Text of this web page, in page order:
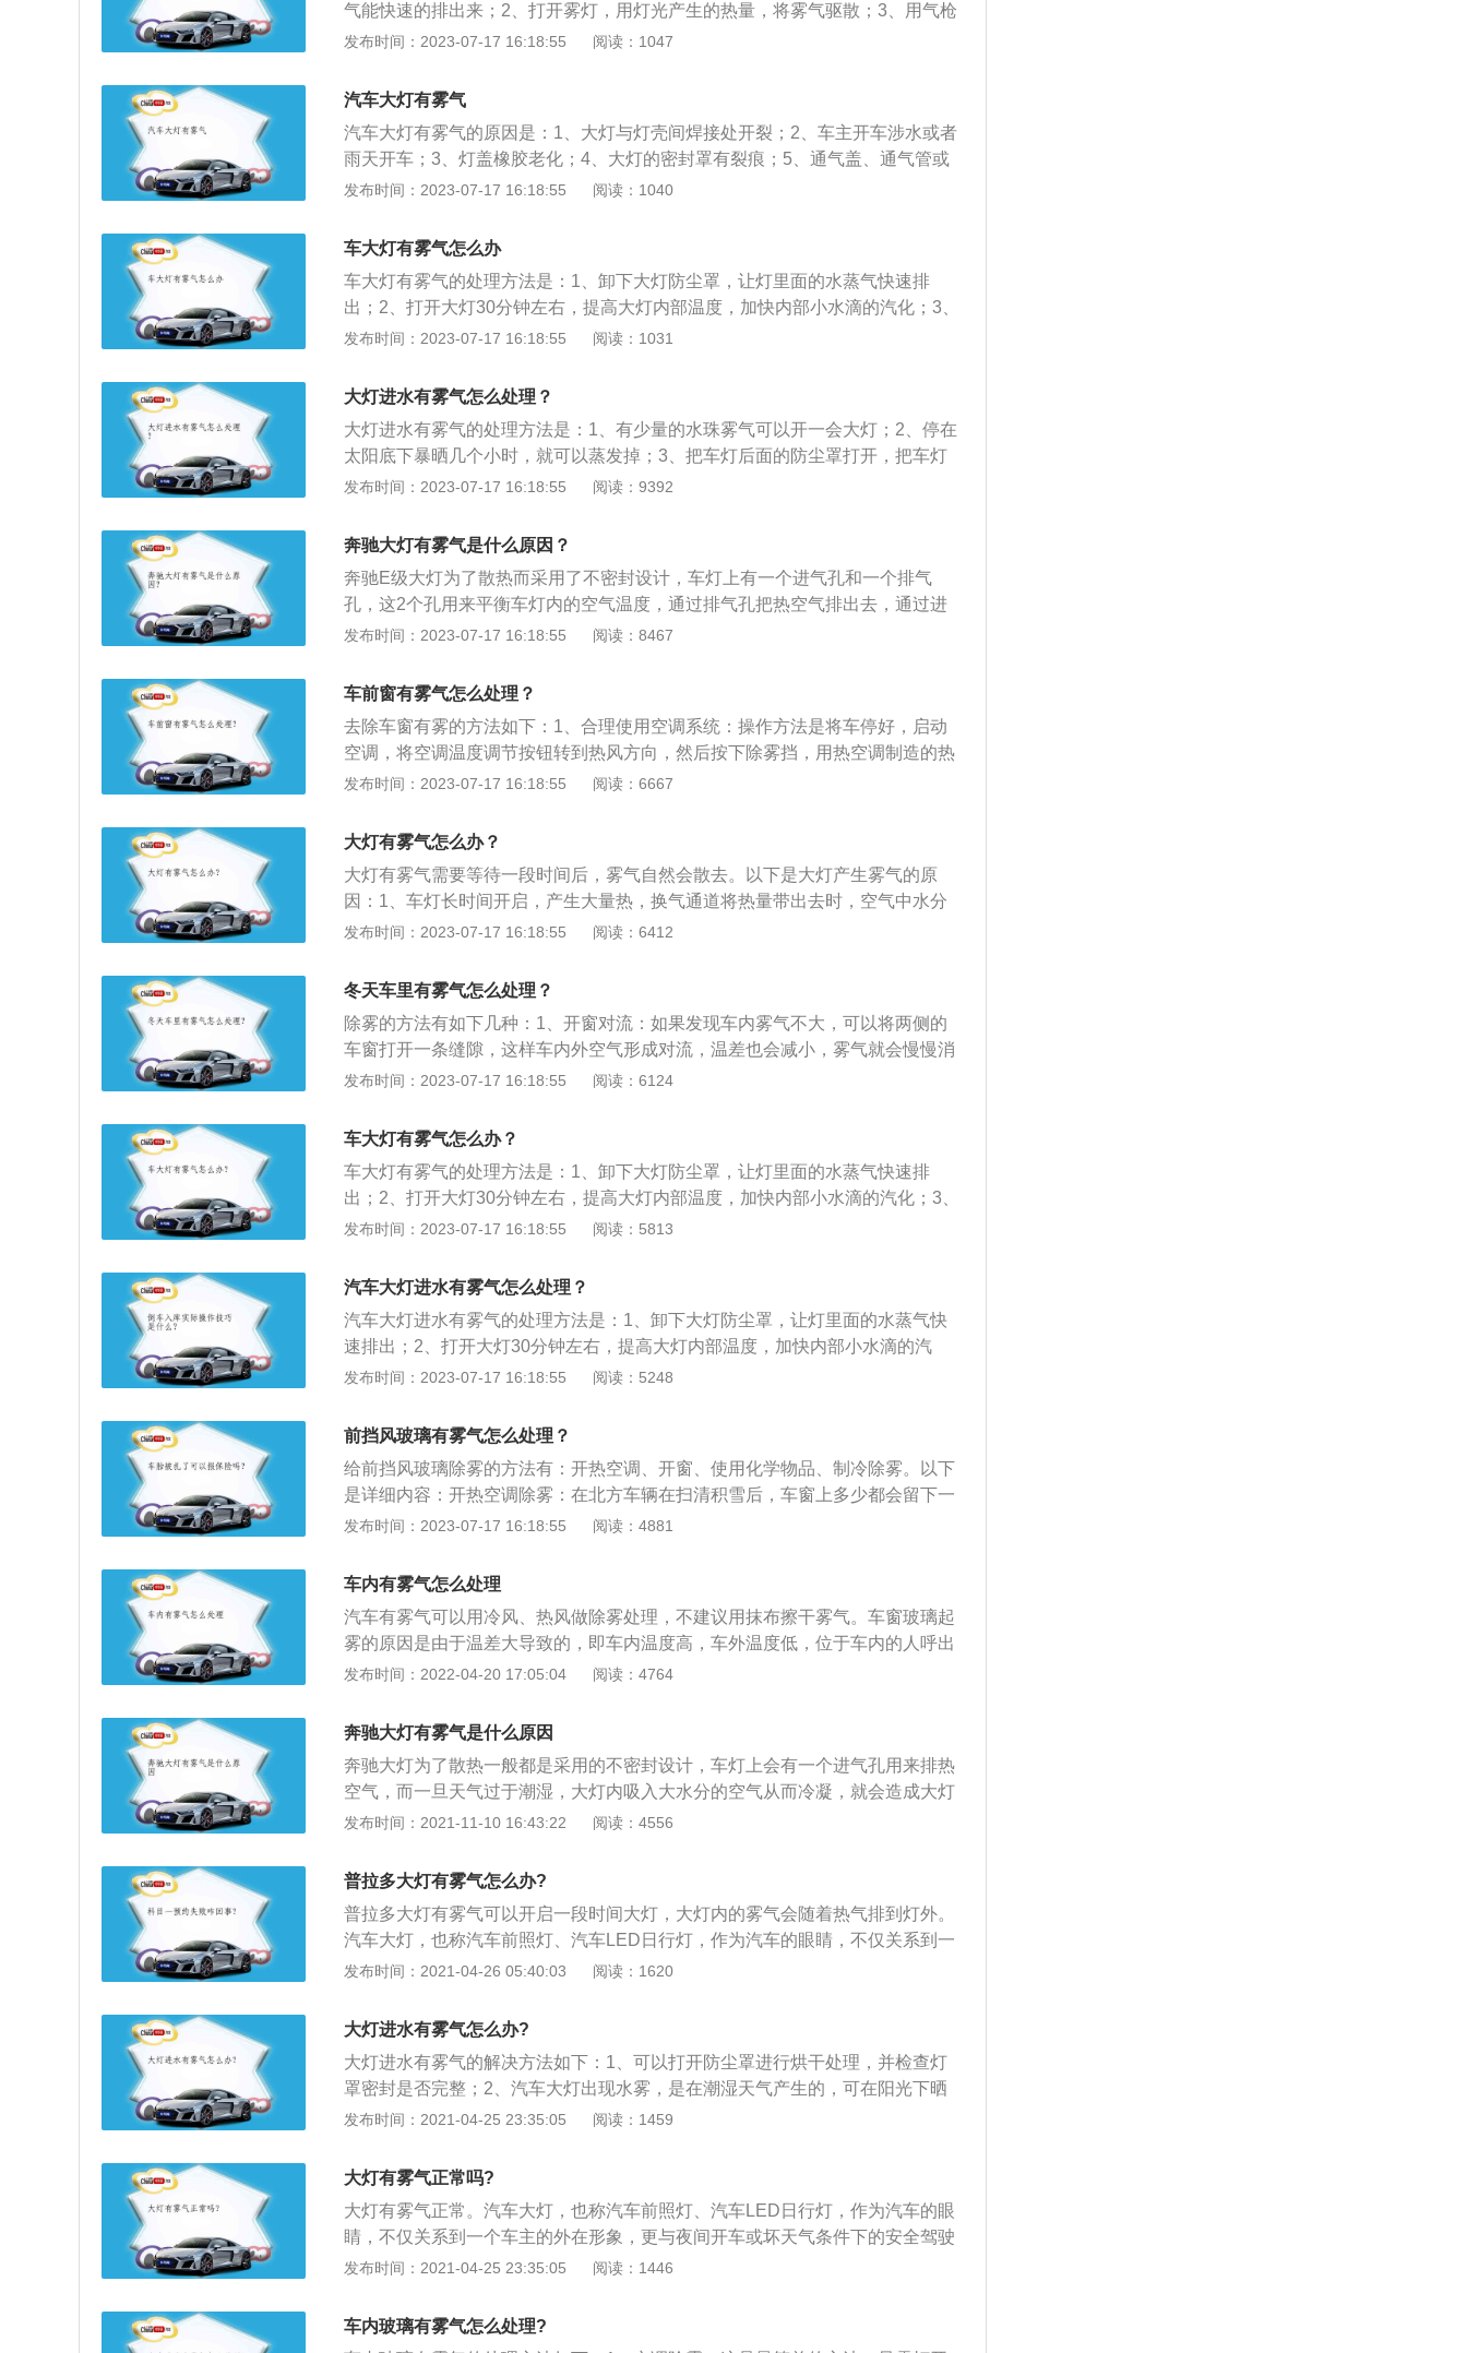
气能快速的排出来；2、打开雾灯，用灯光产生的热量，将雾气驱散；3、用气枪
向雾灯里吹，使得雾灯里面空气循环，可以加快除湿除雾气枪必须经过除水处
水汽的聚集，水珠也就顺着灯罩流了下来。而这种情况大多是由于较大的温度差
雾气会随着热气通过通气管排出灯外，这基本不会损伤大灯和电器电路。
发布时间：2023-07-17 16:18:55 阅读：1047
汽车大灯有雾气
汽车大灯有雾气的原因是：1、大灯与灯壳间焊接处开裂；2、车主开车涉水或者
雨天开车；3、灯盖橡胶老化；4、大灯的密封罩有裂痕；5、通气盖、通气管或
透气膜脱落；6、使用高压水枪清洗汽车。汽车车灯起雾的原因大多数主要来于
热的时候，那么空气中就可以容纳比较多的水分；要是天气比较凉的时候，那么
空气中的水分肯定比天气热的时候水分容纳的要少，那么多余的水分就会凝结到
车灯上。7、空气中有较多的水分，而且空气中的水分会跟温度有关。比如说天
气很热的时候，那么空气中就可以容纳比较多的水分；要是天气比较凉的时候，
那么空气中的水分肯定比天气热的时候水分容纳的要少，那么多余的水分就会凝
车灯也是一样的，从车灯内部到外部，温度是逐渐低的，也就是说挨近车灯的温
度高一些，不挨近车灯的温度就偏低一些，当灯内含有较浓的水蒸气的情况下，
水蒸气挨着车灯，水分就会析出来，之后就会凝结在配光镜灯壁内，这样就会出
后再与空气内部饱和之后，也会出现车灯起雾的现象。车大灯有雾气的处理方法
右，提高大灯内部温度，加快内部小水滴的汽化。3、用气枪向大灯里面吹气，
可以加快除雾除湿。4、换新的大灯密封罩。如果大灯内部有雾气，需要及时维
修，不仅影响大灯的照明，水汽还会影响电路，造成大灯内部的电路短路。
发布时间：2023-07-17 16:18:55 阅读：1040
车大灯有雾气怎么办
车大灯有雾气的处理方法是：1、卸下大灯防尘罩，让灯里面的水蒸气快速排
出；2、打开大灯30分钟左右，提高大灯内部温度，加快内部小水滴的汽化；3、
用气枪向大灯里面吹气，可以加快除雾除湿。车大灯有雾气的原因是：1、大灯
大灯的密封罩有裂痕；5、通气盖、通气管或透气膜脱落；6、使用高压水枪清洗
发布时间：2023-07-17 16:18:55 阅读：1031
大灯进水有雾气怎么处理？
大灯进水有雾气的处理方法是：1、有少量的水珠雾气可以开一会大灯；2、停在
太阳底下暴晒几个小时，就可以蒸发掉；3、把车灯后面的防尘罩打开，把车灯
拿出来用吹风机吹一下即可；4、可以检查车灯罩是否有破损的地方，看车子大
汽车前照灯和汽车LED日行灯，作为汽车的眼睛，不仅关系到一个车主的外在形
象，更与夜间开车或坏天气条件下的安全驾驶紧密联系。车灯的使用及保养是不
可忽略的。
发布时间：2023-07-17 16:18:55 阅读：9392
奔驰大灯有雾气是什么原因？
奔驰E级大灯为了散热而采用了不密封设计，车灯上有一个进气孔和一个排气
孔，这2个孔用来平衡车灯内的空气温度，通过排气孔把热空气排出去，通过进
气孔把外面的冷空气吸进来，当外面空气潮湿（比如雨雪天气），被吸入的就是
就冷凝成雾气。以下是相关信息：汽车大灯：也称汽车前照灯、汽车LED日行
灯，作为汽车的眼睛，不仅关系到一个车主的外在形象，更与夜间开车或坏天气
条件下的安全驾驶紧密联系。保养知识：车灯的使用及保养，是不可忽略。HID
气体放电灯通常又叫（氙气灯），优点是表面亮度高、色温高、寿命长、能耗
低，缺点是价格太高，安装不易，强行改装的氙气灯会导致原车的配光不符合国
发布时间：2023-07-17 16:18:55 阅读：8467
车前窗有雾气怎么处理？
去除车窗有雾的方法如下：1、合理使用空调系统：操作方法是将车停好，启动
空调，将空调温度调节按钮转到热风方向，然后按下除雾挡，用热空调制造的热
风将车内风挡雾气烘干。2、用专用防雾产品：每次使用前在车窗上均匀喷洒并
气对流：雾气不大，可将两侧的车窗打开一条缝隙，这样车内的空气进行对流，
车内的温度慢慢接近车外温度，雾气就会散去。
发布时间：2023-07-17 16:18:55 阅读：6667
大灯有雾气怎么办？
大灯有雾气需要等待一段时间后，雾气自然会散去。以下是大灯产生雾气的原
因：1、车灯长时间开启，产生大量热，换气通道将热量带出去时，空气中水分
通过此途径进入车灯内部附着在灯罩表面，因此就给灯罩蒙上一层雾，当达到一
车灯关闭后，内外环境产生温差。这个时候空气中的水分就非常容易通过通风管
或者通气孔进入车灯内部，而且附着在灯罩里面。3、洗车也偶尔会出现大灯起
雾，由于水枪压力过大或喷大灯时间过长，有水汽因为大灯压力进入大灯内部，
造成灯腔内壁出现水雾。
发布时间：2023-07-17 16:18:55 阅读：6412
冬天车里有雾气怎么处理？
除雾的方法有如下几种：1、开窗对流：如果发现车内雾气不大，可以将两侧的
车窗打开一条缝隙，这样车内外空气形成对流，温差也会减小，雾气就会慢慢消
失。这种方法的原理和开空调冷风一样，但不增加油耗。2、空调系统：对于大
调出风口，只需将空调选至相应档位就可利用空调吹出的风除雾。冷或暖风各有
优缺点，如果着急上路可以用冷风应急，大多数情况还是建议使用暖风。用热风
吹玻璃的效果好于用冷风吹。但由于刚启动时，水温很低，要经过一段时间空调
才能吹出热风，所以时间上要长于用冷风吹。刚开始时，车内的雾气会变的更
大，这是因为内外温差更大，等热风将车内的水分烘干后，雾气就会消失。3、
时，还可形成保护膜，防止水汽在玻璃上的凝结而形成的雾层，喷擦一次可防雾
十天左右。可以自己勾兑防雾剂，效果也不差。最简单的方法就是用洗涤灵勾
兑。洗涤灵和水按1：10的比列调配，然后用干净柔软的布蘸着它涂抹于前后风
发布时间：2023-07-17 16:18:55 阅读：6124
车大灯有雾气怎么办？
车大灯有雾气的处理方法是：1、卸下大灯防尘罩，让灯里面的水蒸气快速排
出；2、打开大灯30分钟左右，提高大灯内部温度，加快内部小水滴的汽化；3、
用气枪向大灯里面吹气，可以加快除雾除湿。车大灯有雾气的原因是：1、大灯
大灯的密封罩有裂痕；5、通气盖、通气管或透气膜脱落；6、使用高压水枪清洗
发布时间：2023-07-17 16:18:55 阅读：5813
汽车大灯进水有雾气怎么处理？
汽车大灯进水有雾气的处理方法是：1、卸下大灯防尘罩，让灯里面的水蒸气快
速排出；2、打开大灯30分钟左右，提高大灯内部温度，加快内部小水滴的汽
化；3、用气枪向大灯里面吹气，可以加快除雾除湿。汽车大灯进水的原因是：
有裂痕；4、灯盖橡胶老化；5、通气盖、通气管或透气膜脱落；6、大灯与灯壳
间焊接处开裂。
发布时间：2023-07-17 16:18:55 阅读：5248
前挡风玻璃有雾气怎么处理？
给前挡风玻璃除雾的方法有：开热空调、开窗、使用化学物品、制冷除雾。以下
是详细内容：开热空调除雾：在北方车辆在扫清积雪后，车窗上多少都会留下一
层薄雾，这个时候打开暖气，雾气就会很快清除。有些车上有一键除雾的功能，
人吐出的热气所形成。这个时候开窗可以打散热气。不过这个方法在南方行得
通，但在北方就不建议使用，因为开窗后的寒冷很多人不能接受。化学物品除
雾：在很多4S店和汽车维修店都能买到，将化学物品涂抹在挡风玻璃上，然后汽
车玻璃就不会继续产生雾气。制冷除雾：之所以挡风玻璃会产生雾气，完全是因
为挡风玻璃外部和内部的温度不一样。只要把两者温度调整到一个接近的数值，
发布时间：2023-07-17 16:18:55 阅读：4881
车内有雾气怎么处理
汽车有雾气可以用冷风、热风做除雾处理，不建议用抹布擦干雾气。车窗玻璃起
雾的原因是由于温差大导致的，即车内温度高，车外温度低，位于车内的人呼出
的气体遇到冷玻璃，会凝结成水汽停留在玻璃上就形成了雾气。对于正在驾驶过
让驾驶员拥有良好的视野，保证驾驶安全性。对于已经停止的车辆来说，用暖风
吹玻璃可以将其温度升高，进而降低温度差，达到除雾的效果。
发布时间：2022-04-20 17:05:04 阅读：4764
奔驰大灯有雾气是什么原因
奔驰大灯为了散热一般都是采用的不密封设计，车灯上会有一个进气孔用来排热
空气，而一旦天气过于潮湿，大灯内吸入大水分的空气从而冷凝，就会造成大灯
内有雾气。大灯有雾气是属于正常情况，因为车灯并不是密封的，通常只要雾气
般打开大灯半个小时以后雾气就自然会消失了。大灯为了保持大灯内外压力平
衡，会有防尘功能的通气孔，当天气温差比较大的时候，就会在灯罩内生成水
雾，而大量聚集的水雾会顺着灯罩留下一些积水，温度过低的话还会有结冰的现
象。不过如果大灯遭到了外力破坏，就会影响到大灯密封性，需要拆下大灯总
成，仔细的查看灯罩以及后盖是否存在破损，确认以后要将灯罩与总成剥离进行
发布时间：2021-11-10 16:43:22 阅读：4556
普拉多大灯有雾气怎么办?
普拉多大灯有雾气可以开启一段时间大灯，大灯内的雾气会随着热气排到灯外。
汽车大灯，也称汽车前照灯、汽车LED日行灯，作为汽车的眼睛，不仅关系到一
个车主的外在形象，更与夜间开车或坏天气条件下的安全驾驶紧密联系。汽车车
用。前照灯发出的光可以照亮车体前方的道路情况，使驾驶者可以在黑夜里安全
的行车；2、组合尾灯，组合尾灯在汽车的后部，它主要起照明和信号作用；3、
转向灯，用来向其它道路使用者表示左转或者右转向的灯具。法规要求为琥珀
色；4、牌照灯，牌照灯它主要是照明车牌，使人们在黑夜中辨别车辆牌照。
发布时间：2021-04-26 05:40:03 阅读：1620
大灯进水有雾气怎么办?
大灯进水有雾气的解决方法如下：1、可以打开防尘罩进行烘干处理，并检查灯
罩密封是否完整；2、汽车大灯出现水雾，是在潮湿天气产生的，可在阳光下晒
从而消去水雾；3、如若大灯灯罩密封罩出现破损或者密封胶条脱落，进水导致
发布时间：2021-04-25 23:35:05 阅读：1459
大灯有雾气正常吗?
大灯有雾气正常。汽车大灯，也称汽车前照灯、汽车LED日行灯，作为汽车的眼
睛，不仅关系到一个车主的外在形象，更与夜间开车或坏天气条件下的安全驾驶
紧密联系。大灯高度的调节方法如下：1、汽车配备前照灯高度调节控制装置，
辆，其控制装置位于方向盘左侧的车外灯控制器装置上，进行旋转调节挡位来调
节大灯高度；3、自动调节大灯高度，根据车身自我感应从而进行调节。
发布时间：2021-04-25 23:35:05 阅读：1446
车内玻璃有雾气怎么处理?